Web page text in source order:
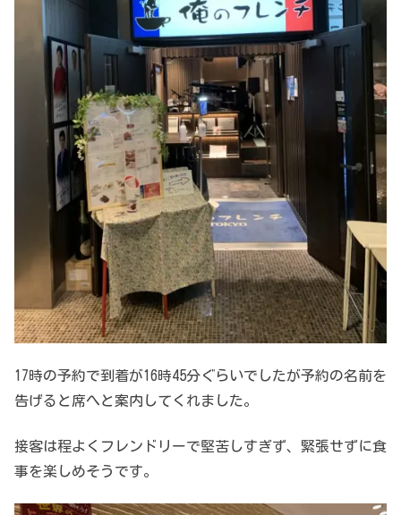
17時の予約で到着が16時45分ぐらいでしたが予約の名前を
告げると席へと案内してくれました。
接客は程よくフレンドリーで堅苦しすぎず、緊張せずに食
事を楽しめそうです。